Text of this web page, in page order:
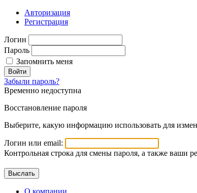
Авторизация
Регистрация
Логин
Пароль
Запомнить меня
Войти
Забыли пароль?
Временно недоступна
Восстановление пароля
Выберите, какую информацию использовать для
Логин или email:
Контрольная строка для смены пароля, а также ваши
О компании